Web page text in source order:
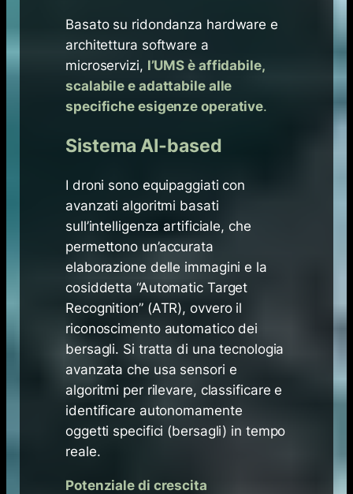
Basato su ridondanza hardware e
architettura software a
microservizi, l’UMS è affidabile,
scalabile e adattabile alle
specifiche esigenze operative.
Sistema AI-based
I droni sono equipaggiati con
avanzati algoritmi basati
sull’intelligenza artificiale, che
permettono un’accurata
elaborazione delle immagini e la
cosiddetta “Automatic Target
Recognition” (ATR), ovvero il
riconoscimento automatico dei
bersagli. Si tratta di una tecnologia
avanzata che usa sensori e
algoritmi per rilevare, classificare e
identificare autonomamente
oggetti specifici (bersagli) in tempo
reale.
Potenziale di crescita